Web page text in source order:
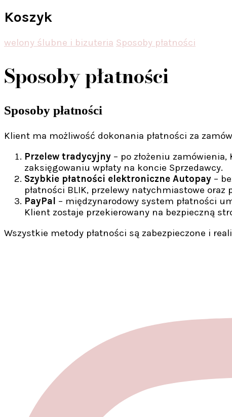
Koszyk
welony ślubne i bizuteria Sposoby płatności
Sposoby płatności
Sposoby płatności
Klient ma możliwość dokonania płatności za
Przelew tradycyjny – po złożeniu
zaksięgowaniu wpłaty na koncie Sprzedawcy.
Szybkie płatności elektroniczne Autopay –
płatności BLIK, przelewy natychmiastowe oraz
PayPal – międzynarodowy system płatności
Klient zostaje przekierowany na bezpieczną
Wszystkie metody płatności są zabezpieczone i